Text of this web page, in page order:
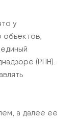
у
объектов,
(РПН).
а далее ее